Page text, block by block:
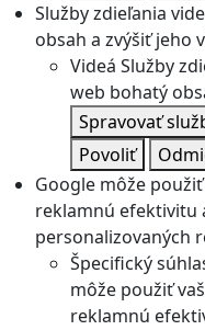
Služby zdieľania
obsah a zvýšiť jeho
Videá Služby
web bohatý
Spravovať
Povoliť
Google môže
reklamnú efektivitu
personalizovaných
Špecifický
môže použiť
reklamnú